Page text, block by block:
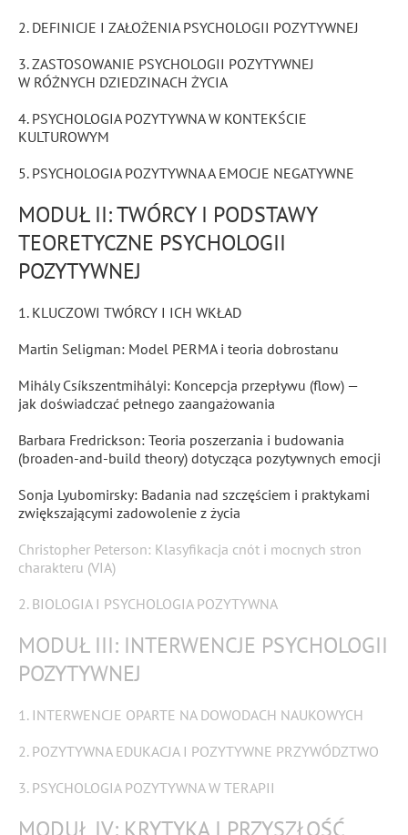
2. DEFINICJE I ZAŁOŻENIA PSYCHOLOGII POZYTYWNEJ
3. ZASTOSOWANIE PSYCHOLOGII POZYTYWNEJ
W RÓŻNYCH DZIEDZINACH ŻYCIA
4. PSYCHOLOGIA POZYTYWNA W KONTEKŚCIE
KULTUROWYM
5. PSYCHOLOGIA POZYTYWNA A EMOCJE NEGATYWNE
MODUŁ II: TWÓRCY I PODSTAWY
TEORETYCZNE PSYCHOLOGII
POZYTYWNEJ
1. KLUCZOWI TWÓRCY I ICH WKŁAD
Martin Seligman: Model PERMA i teoria dobrostanu
Mihály Csíkszentmihályi: Koncepcja przepływu (flow) —
jak doświadczać pełnego zaangażowania
Barbara Fredrickson: Teoria poszerzania i budowania
(broaden-and-build theory) dotycząca pozytywnych emocji
Sonja Lyubomirsky: Badania nad szczęściem i praktykami
zwiększającymi zadowolenie z życia
Christopher Peterson: Klasyfikacja cnót i mocnych stron
charakteru (VIA)
2. BIOLOGIA I PSYCHOLOGIA POZYTYWNA
MODUŁ III: INTERWENCJE PSYCHOLOGII
POZYTYWNEJ
1. INTERWENCJE OPARTE NA DOWODACH NAUKOWYCH
2. POZYTYWNA EDUKACJA I POZYTYWNE PRZYWÓDZTWO
3. PSYCHOLOGIA POZYTYWNA W TERAPII
MODUŁ IV: KRYTYKA I PRZYSZŁOŚĆ